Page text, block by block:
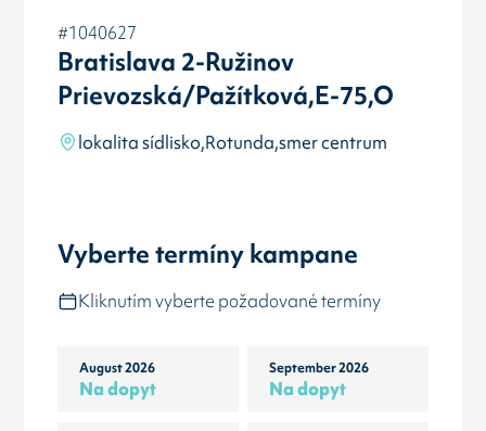
#1040627
Bratislava 2-Ružinov
Prievozská/Pažítková,E-75,O
lokalita sídlisko,Rotunda,smer centrum
Vyberte termíny kampane
Kliknutím vyberte požadované termíny
August 2026
Na dopyt
September 2026
Na dopyt